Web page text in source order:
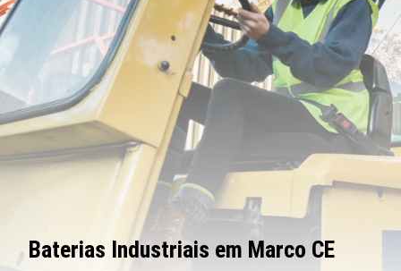
Baterias Industriais em Marco CE